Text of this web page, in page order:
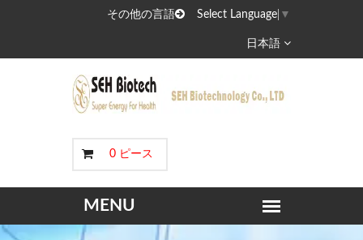
その他の言語 Select Language ▼
日本語
0 ピース